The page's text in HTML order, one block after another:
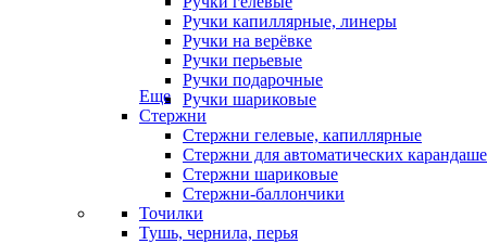
Ручки капиллярные, линеры
Ручки на верёвке
Ручки перьевые
Ручки подарочные
Ручки шариковые
Еще
Стержни
Стержни гелевые, капиллярные
Стержни для автоматических
Стержни шариковые
Стержни-баллончики
Точилки
Тушь, чернила, перья